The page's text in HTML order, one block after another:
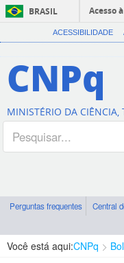
BRASIL
Acesso
ACESSIBILIDADE
CNPq
MINISTÉRIO DA CIÊNCIA,
Perguntas frequentes Central
Você está aqui:CNPq